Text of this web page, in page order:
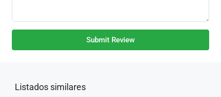
Submit Review
Listados similares